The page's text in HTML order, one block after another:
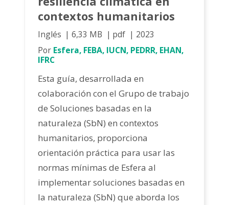
contextos humanitarios
Inglés 6,33 MB pdf
2023
Por Esfera, FEBA, IUCN, PEDRR, EHAN,
IFRC
Esta guía, desarrollada en
colaboración con el Grupo de trabajo
de Soluciones basadas en la
naturaleza (SbN) en contextos
humanitarios, proporciona
orientación práctica para usar las
normas mínimas de Esfera al
implementar soluciones basadas en
la naturaleza (SbN) que aborda los